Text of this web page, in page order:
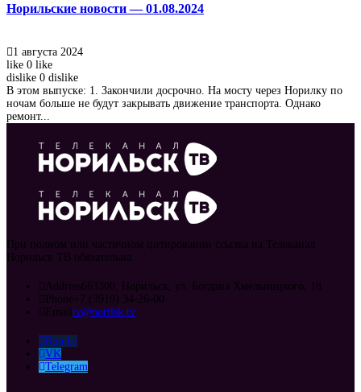
Норильские новости — 01.08.2024
1 августа 2024
like 0 like
dislike 0 dislike
В этом выпуске: 1. Закончили досрочно. На мосту через Норилку по
ночам больше не будут закрывать движение транспорта. Однако
ремонт...
При полном или частичном цитировании ссылка на Телеканал
Норильск ТВ обязательна.
Address663300, Норильск, ул. Богдана Хмельницкого, 18
Phone +7 (3919) 34-26-00
Emailtv@norilsk.tv
Rutube
VK
Telegram